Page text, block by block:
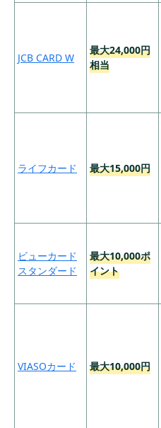
円相当
ANAダイナー 最大57,000
JCB CARD W
最大24,000円
相当
ライフカード 最大15,000円
ビューカード
スタンダード
最大10,000ポ
イント
VIASOカード 最大10,000円